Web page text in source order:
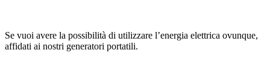
Se vuoi avere la possibilità di utilizzare l’energia elettrica ovunque,
affidati ai nostri generatori portatili.